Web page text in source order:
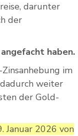
darunter
der
haben.
im
weiter
der Gold-
Januar 2026 von